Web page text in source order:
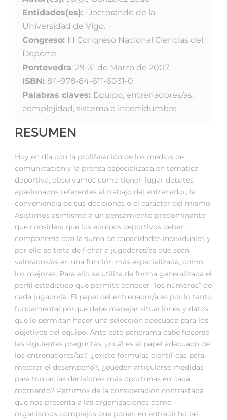
Entidades(es): Doctorando de la
Universidad de Vigo.
Congreso: III Congreso Nacional Ciencias del
Deporte
Pontevedra: 29-31 de Marzo de 2007
ISBN: 84-978-84-611-6031-0
Palabras claves: Equipo, entrenadores/as,
complejidad, sistema e incertidumbre
RESUMEN
Hoy en día con la proliferación de los medios de
comunicación y la prensa especializada en temática
deportiva, observamos como tienen lugar debates
apasionados referentes al trabajo del entrenador, la
conveniencia de sus decisiones o el carácter del mismo.
Asistimos asimismo a un pensamiento predominante
que considera que los equipos deportivos deben
componerse con la suma de capacidades individuales y
por ello se trata de fichar a jugadores/as que sean
valorados/as en una función más especializada, como
los mejores. Para ello se utiliza de forma generalizada el
perfil estadístico que permite conocer “los números” de
cada jugador/a. El papel del entrenador/a es por lo tanto
fundamental porque debe manejar situaciones y datos
que le permitan hacer una selección adecuada para los
objetivos del equipo. Ante este panorama cabe hacerse
las siguientes preguntas: ¿cuál es el papel adecuado de
los entrenadores/as?, ¿existe fórmulas científicas para
mejorar el desempeño?, ¿pueden articularse medidas
para tomar las decisiones más oportunas en cada
momento? Partimos de la consideración contrastada
que nos presenta a las organizaciones como
organismos complejos que ponen en entredicho las